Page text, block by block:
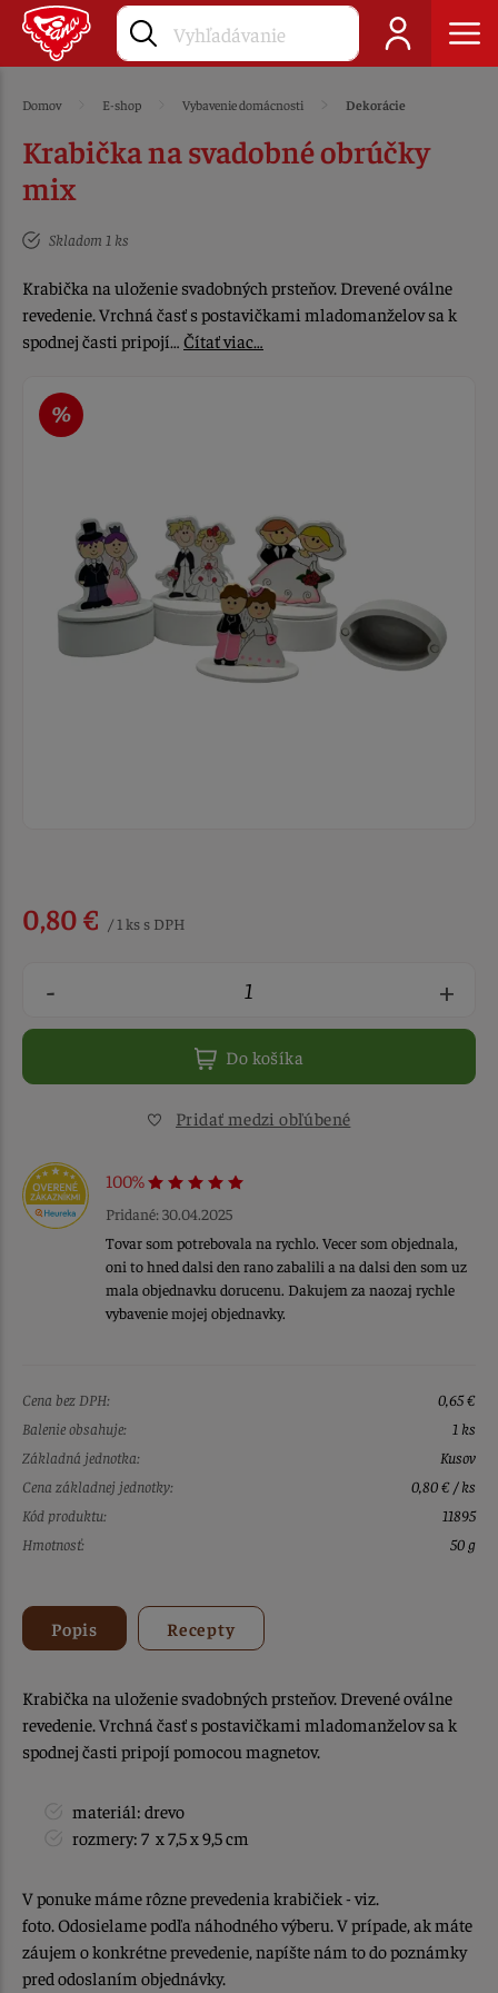
Domov E-shop Vybavenie domácnosti Dekorácie
Krabička na svadobné obrúčky
mix
Skladom 1 ks
Krabička na uloženie svadobných prsteňov. Drevené oválne
revedenie. Vrchná časť s postavičkami mladomanželov sa k
spodnej časti pripojí… Čítať viac…
0,80 € / 1 ks s DPH
- +
Do košíka
Pridať medzi obľúbené
100%
Pridané: 30.04.2025
Tovar som potrebovala na rychlo. Vecer som objednala,
oni to hned dalsi den rano zabalili a na dalsi den som uz
mala objednavku dorucenu. Dakujem za naozaj rychle
vybavenie mojej objednavky.
Cena bez DPH:
0,65 €
Balenie obsahuje:
1 ks
Základná jednotka:
Kusov
Cena základnej jednotky:
0,80 € / ks
Kód produktu:
11895
Hmotnosť:
50 g
Popis Recepty
Krabička na uloženie svadobných prsteňov. Drevené oválne
revedenie. Vrchná časť s postavičkami mladomanželov sa k
spodnej časti pripojí pomocou magnetov.
materiál: drevo
rozmery: 7 x 7,5 x 9,5 cm
V ponuke máme rôzne prevedenia krabičiek - viz.
foto. Odosielame podľa náhodného výberu. V prípade, ak máte
záujem o konkrétne prevedenie, napíšte nám to do poznámky
pred odoslaním objednávky.